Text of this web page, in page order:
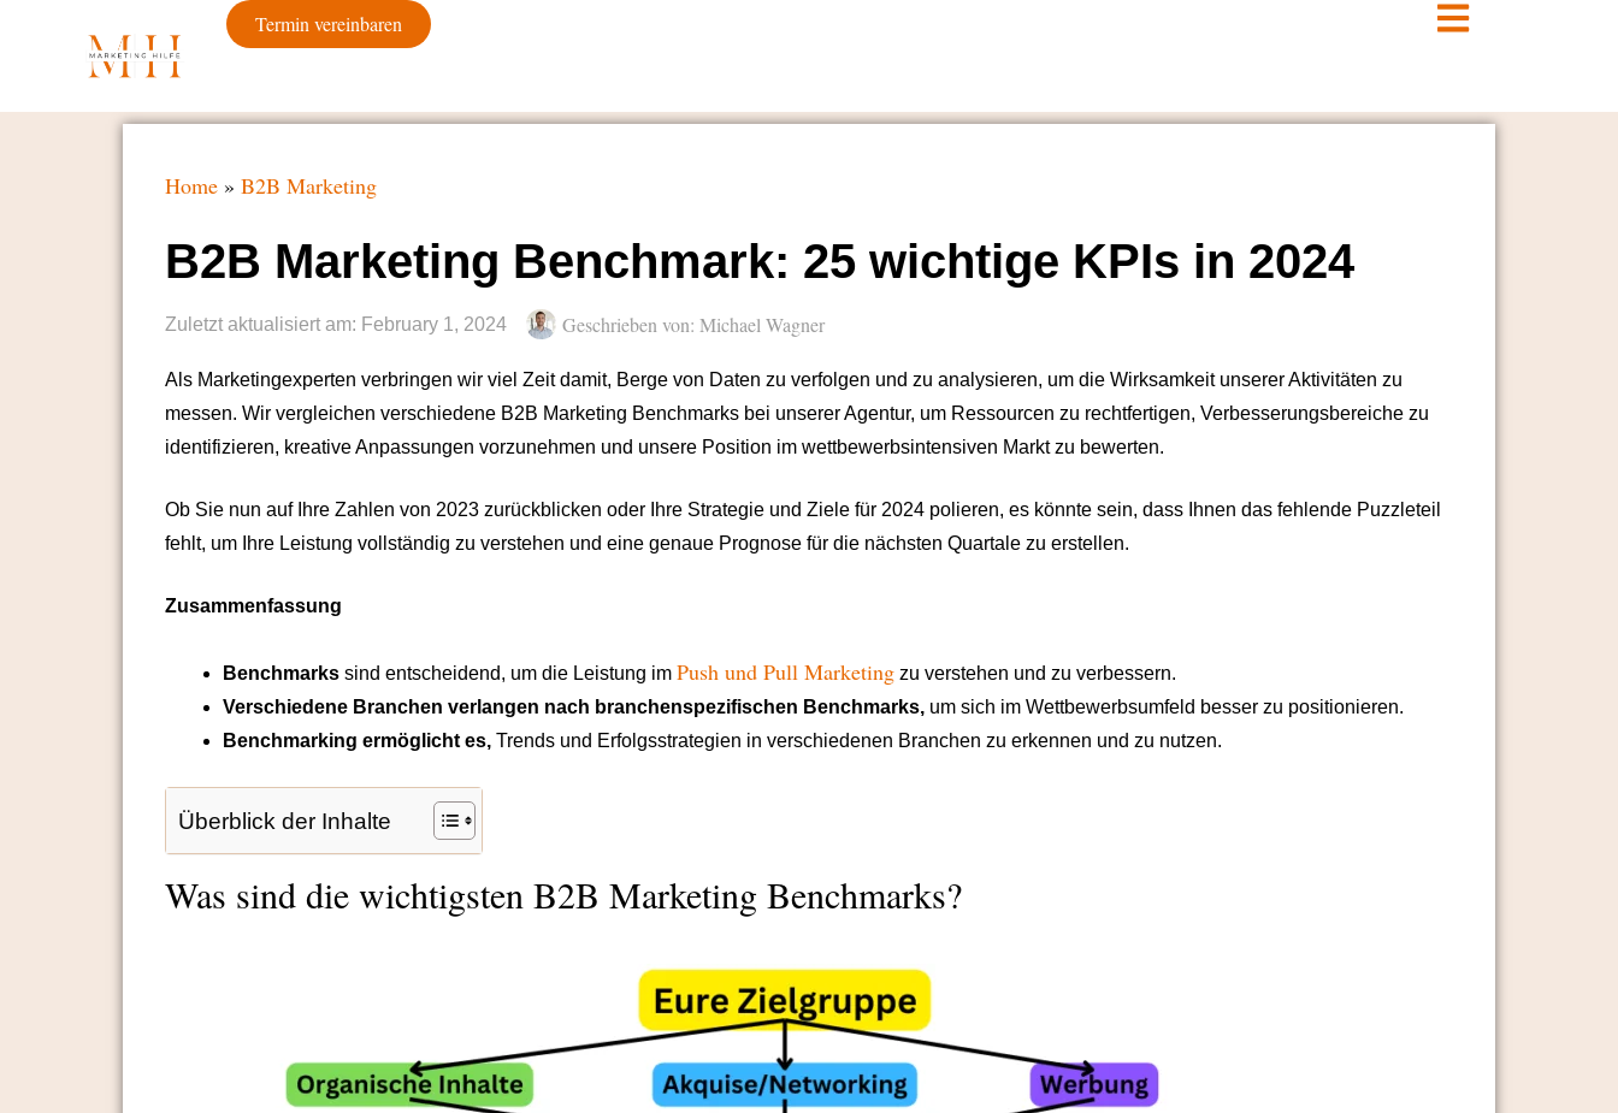
Termin vereinbaren
Home » B2B Marketing
B2B Marketing Benchmark: 25 wichtige KPIs in 2024
Zuletzt aktualisiert am: February 1, 2024 Geschrieben von: Michael Wagner
Als Marketingexperten verbringen wir viel Zeit damit, Berge von Daten zu verfolgen und zu analysieren, um die Wirksamkeit unserer Aktivitäten zu
messen. Wir vergleichen verschiedene B2B Marketing Benchmarks bei unserer Agentur, um Ressourcen zu rechtfertigen, Verbesserungsbereiche zu
identifizieren, kreative Anpassungen vorzunehmen und unsere Position im wettbewerbsintensiven Markt zu bewerten.
Ob Sie nun auf Ihre Zahlen von 2023 zurückblicken oder Ihre Strategie und Ziele für 2024 polieren, es könnte sein, dass Ihnen das fehlende Puzzleteil
fehlt, um Ihre Leistung vollständig zu verstehen und eine genaue Prognose für die nächsten Quartale zu erstellen.
Zusammenfassung
Benchmarks sind entscheidend, um die Leistung im Push und Pull Marketing zu verstehen und zu verbessern.
Verschiedene Branchen verlangen nach branchenspezifischen Benchmarks, um sich im Wettbewerbsumfeld besser zu positionieren.
Benchmarking ermöglicht es, Trends und Erfolgsstrategien in verschiedenen Branchen zu erkennen und zu nutzen.
Überblick der Inhalte
Was sind die wichtigsten B2B Marketing Benchmarks?